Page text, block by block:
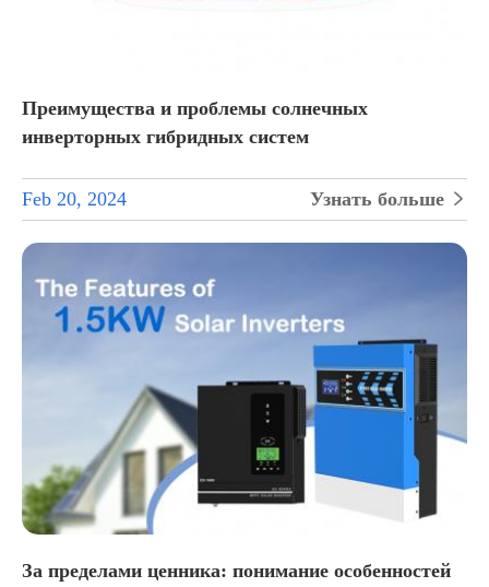
Преимущества и проблемы солнечных
инверторных гибридных систем
Feb 20, 2024 Узнать больше 
За пределами ценника: понимание особенностей